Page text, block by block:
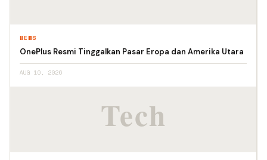
NEWS
OnePlus Resmi Tinggalkan Pasar Eropa dan Amerika Utara
AUG 10, 2026